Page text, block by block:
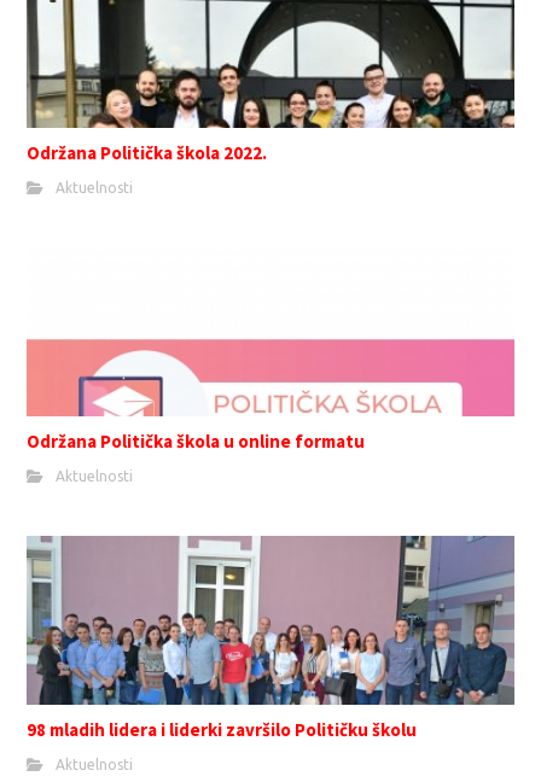
Održana Politička škola 2022.
Aktuelnosti
Održana Politička škola u online formatu
Aktuelnosti
98 mladih lidera i liderki završilo Političku školu
Aktuelnosti